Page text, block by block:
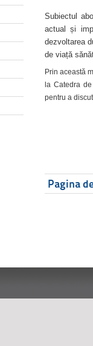
Subiectul
actual și
dezvoltarea
de viață
Prin această
la Catedra
pentru a
Pagina